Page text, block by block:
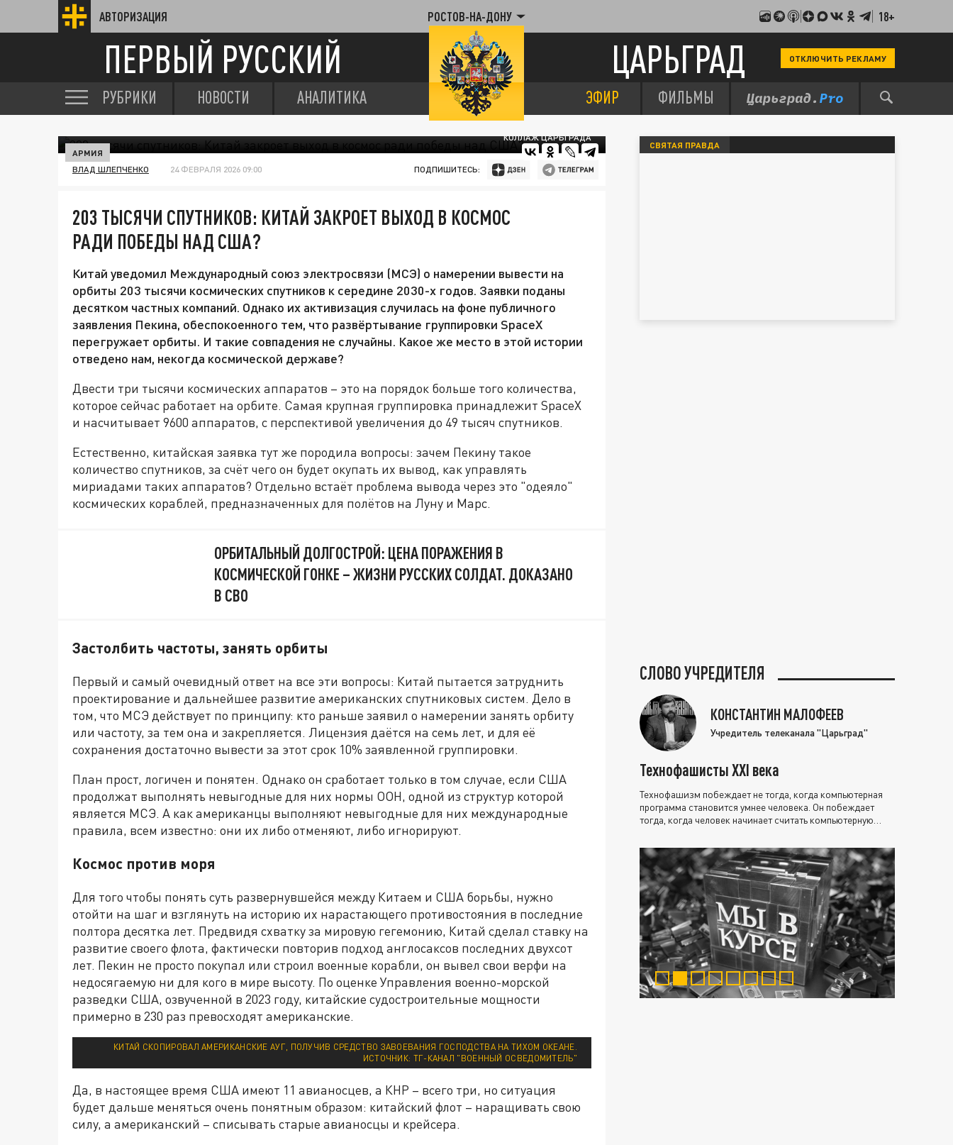
АВТОРИЗАЦИЯ РОСТОВ-НА-ДОНУ 18+
ПЕРВЫЙ РУССКИЙ ЦАРЬГРАД ОТКЛЮЧИТЬ РЕКЛАМУ
РУБРИКИ НОВОСТИ АНАЛИТИКА ЭФИР ФИЛЬМЫ
КОЛЛАЖ ЦАРЬГРАДА
АРМИЯ
ВЛАД ШЛЕПЧЕНКО 24 ФЕВРАЛЯ 2026 09:00 ПОДПИШИТЕСЬ:
203 ТЫСЯЧИ СПУТНИКОВ: КИТАЙ ЗАКРОЕТ ВЫХОД В КОСМОС
РАДИ ПОБЕДЫ НАД США?
Китай уведомил Международный союз электросвязи (МСЭ) о намерении вывести на
орбиты 203 тысячи космических спутников к середине 2030-х годов. Заявки поданы
десятком частных компаний. Однако их активизация случилась на фоне публичного
заявления Пекина, обеспокоенного тем, что развёртывание группировки SpaceX
перегружает орбиты. И такие совпадения не случайны. Какое же место в этой истории
отведено нам, некогда космической державе?
Двести три тысячи космических аппаратов – это на порядок больше того количества,
которое сейчас работает на орбите. Самая крупная группировка принадлежит SpaceX
и насчитывает 9600 аппаратов, с перспективой увеличения до 49 тысяч спутников.
Естественно, китайская заявка тут же породила вопросы: зачем Пекину такое
количество спутников, за счёт чего он будет окупать их вывод, как управлять
мириадами таких аппаратов? Отдельно встаёт проблема вывода через это "одеяло"
космических кораблей, предназначенных для полётов на Луну и Марс.
ОРБИТАЛЬНЫЙ ДОЛГОСТРОЙ: ЦЕНА ПОРАЖЕНИЯ В
КОСМИЧЕСКОЙ ГОНКЕ – ЖИЗНИ РУССКИХ СОЛДАТ. ДОКАЗАНО
В СВО
Застолбить частоты, занять орбиты
Первый и самый очевидный ответ на все эти вопросы: Китай пытается затруднить
проектирование и дальнейшее развитие американских спутниковых систем. Дело в
том, что МСЭ действует по принципу: кто раньше заявил о намерении занять орбиту
или частоту, за тем она и закрепляется. Лицензия даётся на семь лет, и для её
сохранения достаточно вывести за этот срок 10% заявленной группировки.
План прост, логичен и понятен. Однако он сработает только в том случае, если США
продолжат выполнять невыгодные для них нормы ООН, одной из структур которой
является МСЭ. А как американцы выполняют невыгодные для них международные
правила, всем известно: они их либо отменяют, либо игнорируют.
Космос против моря
Для того чтобы понять суть развернувшейся между Китаем и США борьбы, нужно
отойти на шаг и взглянуть на историю их нарастающего противостояния в последние
полтора десятка лет. Предвидя схватку за мировую гегемонию, Китай сделал ставку на
развитие своего флота, фактически повторив подход англосаксов последних двухсот
лет. Пекин не просто покупал или строил военные корабли, он вывел свои верфи на
недосягаемую ни для кого в мире высоту. По оценке Управления военно-морской
разведки США, озвученной в 2023 году, китайские судостроительные мощности
примерно в 230 раз превосходят американские.
КИТАЙ СКОПИРОВАЛ АМЕРИКАНСКИЕ АУГ, ПОЛУЧИВ СРЕДСТВО ЗАВОЕВАНИЯ ГОСПОДСТВА НА ТИХОМ ОКЕАНЕ.
ИСТОЧНИК: ТГ-КАНАЛ "ВОЕННЫЙ ОСВЕДОМИТЕЛЬ"
Да, в настоящее время США имеют 11 авианосцев, а КНР – всего три, но ситуация
будет дальше меняться очень понятным образом: китайский флот – наращивать свою
силу, а американский – списывать старые авианосцы и крейсера.
СВЯТАЯ ПРАВДА
СЛОВО УЧРЕДИТЕЛЯ
КОНСТАНТИН МАЛОФЕЕВ
Учредитель телеканала "Царьград"
Технофашисты XXI века
Технофашизм побеждает не тогда, когда компьютерная
программа становится умнее человека. Он побеждает
тогда, когда человек начинает считать компьютерную